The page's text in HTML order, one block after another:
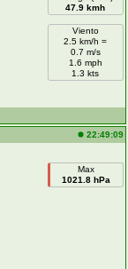
47.9 kmh
Viento
2.5 km/h =
0.7 m/s
1.6 mph
1.3 kts
22:49:09
Max
1021.8 hPa